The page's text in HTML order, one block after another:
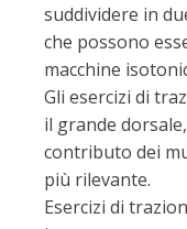
suddividere in
che possono
macchine
Gli esercizi di
il grande
contributo dei
più rilevante.
Esercizi di